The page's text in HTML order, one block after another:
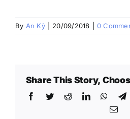
By An Kỳ 20/09/2018 0
Share This Story,
Facebook
TwitterRedditLinkedIn